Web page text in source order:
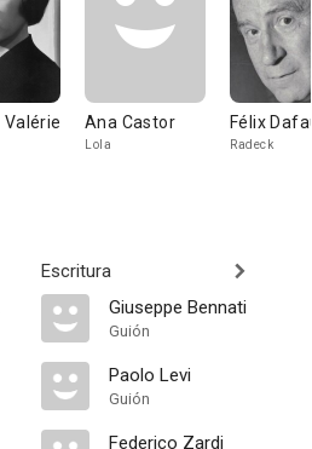
Ana Castor
Lola
Félix
Radeck
Escritura
Giuseppe Bennati
Guión
Paolo Levi
Guión
Federico Zardi